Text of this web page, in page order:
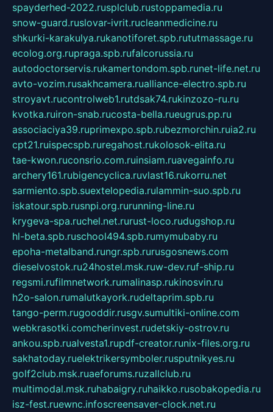
spayderhed-2022.rusplclub.rustoppamedia.ru
snow-guard.ruslovar-ivrit.rucleanmedicine.ru
shkurki-karakulya.rukanotiforet.spb.rututmassage.ru
ecolog.org.rupraga.spb.rufalcorussia.ru
autodoctorservis.rukamertondom.spb.runet-life.net.ru
avto-vozim.rusakhcamera.rualliance-electro.spb.ru
stroyavt.rucontrolweb1.rutdsak74.rukinzozo-ru.ru
kvotka.ruiron-snab.rucosta-bella.rueugrus.pp.ru
associaciya39.ruprimexpo.spb.rubezmorchin.ruia2.ru
cpt21.ruispecspb.ruregahost.rukolosok-elita.ru
tae-kwon.ruconsrio.com.ruinsiam.ruavegainfo.ru
archery161.rubigencyclica.ruvlast16.rukorru.net
sarmiento.spb.suextelopedia.rulammin-suo.spb.ru
iskatour.spb.rusnpi.org.rurunning-line.ru
krygeva-spa.ruchel.net.rurust-loco.rudugshop.ru
hl-beta.spb.ruschool494.spb.rumymubaby.ru
epoha-metalband.rungr.spb.rurusgosnews.com
dieselvostok.ru24hostel.msk.ruw-dev.ruf-ship.ru
regsmi.rufilmnetwork.rumalinasp.rukinosvin.ru
h2o-salon.rumalutkayork.rudeltaprim.spb.ru
tango-perm.rugooddir.rusgv.sumultiki-online.com
webkrasotki.comcherinvest.rudetskiy-ostrov.ru
ankou.spb.rualvesta1.rupdf-creator.runix-files.org.ru
sakhatoday.ruelektrikersymboler.rusputnikyes.ru
golf2club.msk.ruaeforums.ruzallclub.ru
multimodal.msk.ruhabaigry.ruhaikko.rusobakopedia.ru
isz-fest.ruewnc.infoscreensaver-clock.net.ru